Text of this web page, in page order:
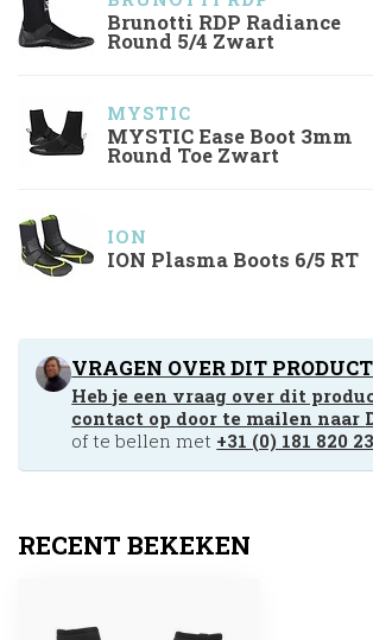
Brunotti RDP Radiance
Round 5/4 Zwart
MYSTIC
MYSTIC Ease Boot 3mm
Round Toe Zwart
ION
ION Plasma Boots 6/5 RT
VRAGEN OVER DIT
Heb je een vraag over dit
contact op door te mailen naar
of te bellen met +31 (0) 181 820
RECENT BEKEKEN